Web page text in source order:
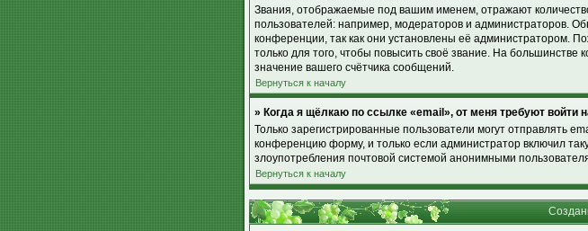
Звания, отображаемые под вашим именем, отражают
пользователей: например, модераторов и администраторов.
конференции, так как они установлены её администратором.
только для того, чтобы повысить своё звание. На
значение вашего счётчика сообщений.
Вернуться к началу
» Когда я щёлкаю по ссылке «email», от меня требуют войти
Только зарегистрированные пользователи могут отправлять
конференцию форму, и только если администратор включил
злоупотребления почтовой системой анонимными
Вернуться к началу